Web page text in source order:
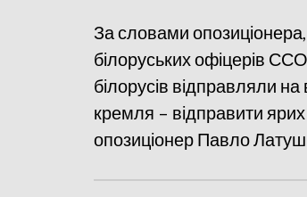
За словами
білоруських офіцерів
білорусів відправляли
кремля – відправити ярих
опозиціонер Павло